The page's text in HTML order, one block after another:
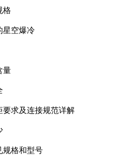
格
星空爆冷
量
要求及连接规范详解
规格和型号